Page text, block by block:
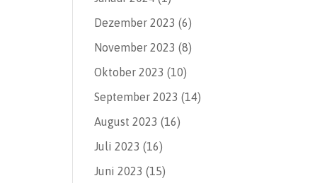
Dezember 2023 (6)
November 2023 (8)
Oktober 2023 (10)
September 2023 (14)
August 2023 (16)
Juli 2023 (16)
Juni 2023 (15)